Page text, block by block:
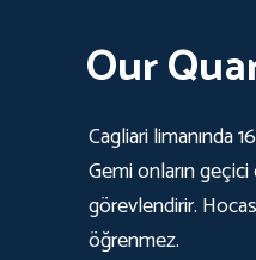
Our
Cagliari limanında
Gemi onların
görevlendirir.
öğrenmez.